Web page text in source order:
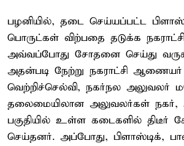
பழனியில், தடை செய்யப்பட்ட
பொருட்கள் விற்பதை தடுக்க
அவ்வப்போது சோதனை செய்து
அதன்படி நேற்று நகராட்சி ஆணையர்
வெற்றிச்செல்வி, நகர்நல அலுவலர்
தலைமையிலான அலுவலர்கள் நகர்,
பகுதியில் உள்ள கடைகளில் திடீர்
செய்தனர். அப்போது, பிளாஸ்டிக்,